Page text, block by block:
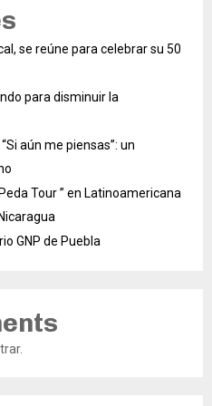
se reúne para celebrar su 50
para disminuir la
aún me piensas”: un
Tour ” en Latinoamericana
GNP de Puebla